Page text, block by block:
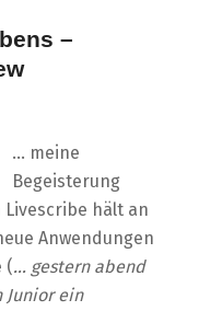
–
… meine
Begeisterung
Livescribe hält an
Anwendungen
(… gestern abend
ein